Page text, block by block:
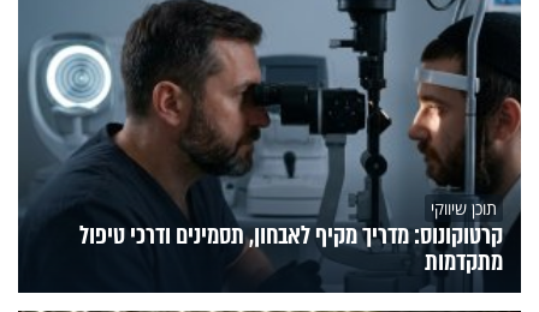
תוכן שיווקי
קרטוקונוס: מדריך מקיף לאבחון, תסמינים ודרכי טיפול
מתקדמות